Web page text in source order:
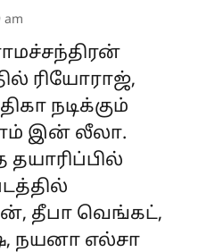
am
ரியோராஜ்,
நடிக்கும்
இன் லீலா.
தீபா வெங்கட்,
நயனா எல்சா